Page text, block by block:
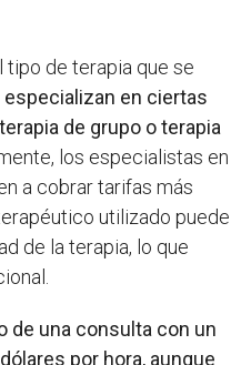
de terapia que se
en ciertas
de grupo o terapia
los especialistas en
a cobrar tarifas más
utilizado puede
de la terapia, lo que
de una consulta con un
por hora, aunque